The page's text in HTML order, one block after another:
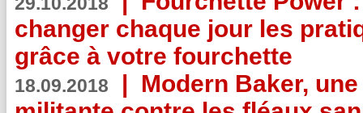
changer chaque jour les
grâce à votre fourchette
18.09.2018 | Modern Baker,